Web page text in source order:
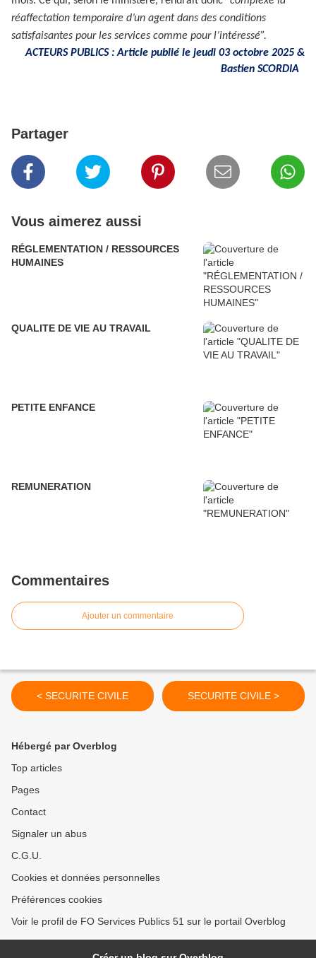
réaffectation temporaire d’un agent dans des conditions
satisfaisantes pour les services comme pour l’intéressé”.
ACTEURS PUBLICS : Article publié le jeudi 03 octobre 2025 &
Bastien SCORDIA
Partager
Vous aimerez aussi
RÉGLEMENTATION / RESSOURCES
HUMAINES
QUALITE DE VIE AU TRAVAIL
PETITE ENFANCE
REMUNERATION
Commentaires
Ajouter un commentaire
< SECURITE CIVILE SECURITE CIVILE >
Hébergé par Overblog
Top articles
Pages
Contact
Signaler un abus
C.G.U.
Cookies et données personnelles
Préférences cookies
Voir le profil de FO Services Publics 51 sur le portail Overblog